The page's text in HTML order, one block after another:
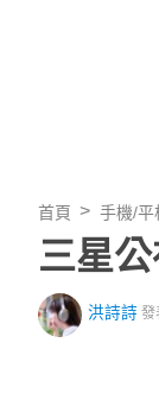
首頁 手機/平
三星
洪詩詩 發